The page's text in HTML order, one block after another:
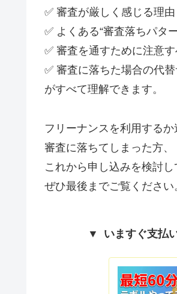
✅ 審査が厳しく感じる理由
✅ よくある“審査落ちパタ
✅ 審査を通すために注意
✅ 審査に落ちた場合の代
がすべて理解できます。
フリーナンスを利用するか
審査に落ちてしまった方、
これから申し込みを検討
ぜひ最後までご覧ください
▼ いますぐ支払